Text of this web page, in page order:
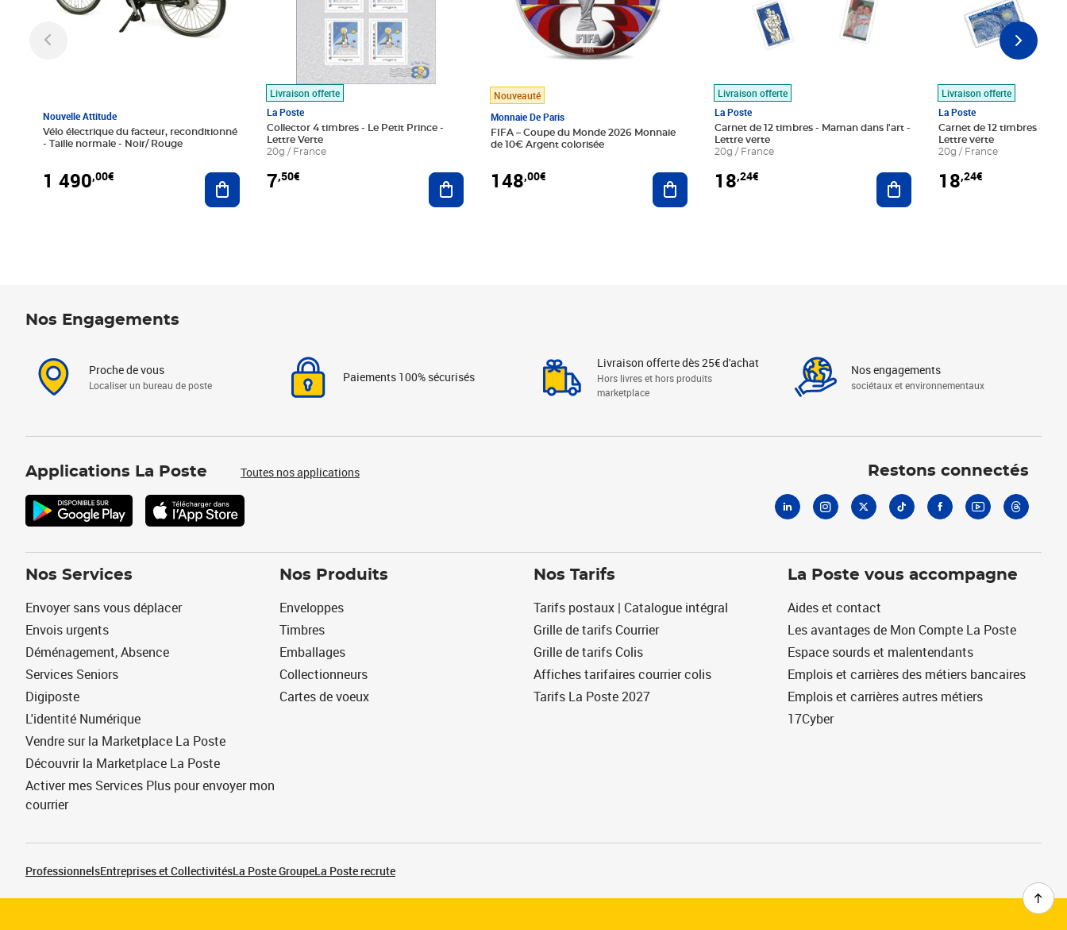
Nouvelle Attitude
Vélo électrique du facteur, reconditionné
- Taille normale - Noir/ Rouge
1 490,00€ Ajouter au panier
Livraison offerte
La Poste
Collector 4 timbres - Le Petit Prince -
Lettre Verte
20g / France
7,50€ Ajouter au panier
Nouveauté
Monnaie De Paris
FIFA – Coupe du Monde 2026 Monnaie
de 10€ Argent colorisée
148,00€ Ajouter au panier
Livraison offerte
La Poste
Carnet de 12 timbres - Maman dans l'art -
Lettre verte
20g / France
18,24€ Ajouter au panier
Livraison offerte
La Poste
Carnet de 12 timbres - Le
Lettre verte
20g / France
18,24€
Nos Engagements
Proche de vous
Localiser un bureau de poste
Paiements 100% sécurisés
Livraison offerte dès 25€ d'achat
Hors livres et hors produits
marketplace
Nos engagements
sociétaux et environnementaux
Applications La Poste Toutes nos applications Restons connectés
Nos Services
Envoyer sans vous déplacer
Envois urgents
Déménagement, Absence
Services Seniors
Digiposte
L'identité Numérique
Vendre sur la Marketplace La Poste
Découvrir la Marketplace La Poste
Activer mes Services Plus pour envoyer mon
courrier
Nos Produits
Enveloppes
Timbres
Emballages
Collectionneurs
Cartes de voeux
Nos Tarifs
Tarifs postaux | Catalogue intégral
Grille de tarifs Courrier
Grille de tarifs Colis
Affiches tarifaires courrier colis
Tarifs La Poste 2027
La Poste vous accompagne
Aides et contact
Les avantages de Mon Compte La Poste
Espace sourds et malentendants
Emplois et carrières des métiers bancaires
Emplois et carrières autres métiers
17Cyber
ProfessionnelsEntreprises et CollectivitésLa Poste GroupeLa Poste recrute